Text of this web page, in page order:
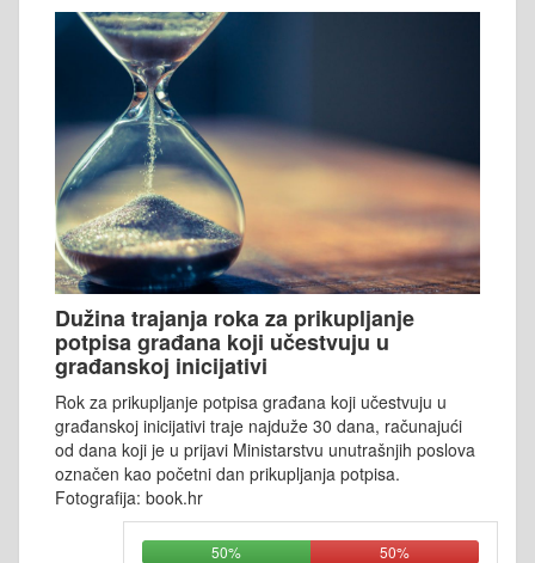
Dužina trajanja roka za prikupljanje
potpisa građana koji učestvuju u
građanskoj inicijativi
Rok za prikupljanje potpisa građana koji učestvuju u
građanskoj inicijativi traje najduže 30 dana, računajući
od dana koji je u prijavi Ministarstvu unutrašnjih poslova
označen kao početni dan prikupljanja potpisa.
Fotografija: book.hr
50% 50%